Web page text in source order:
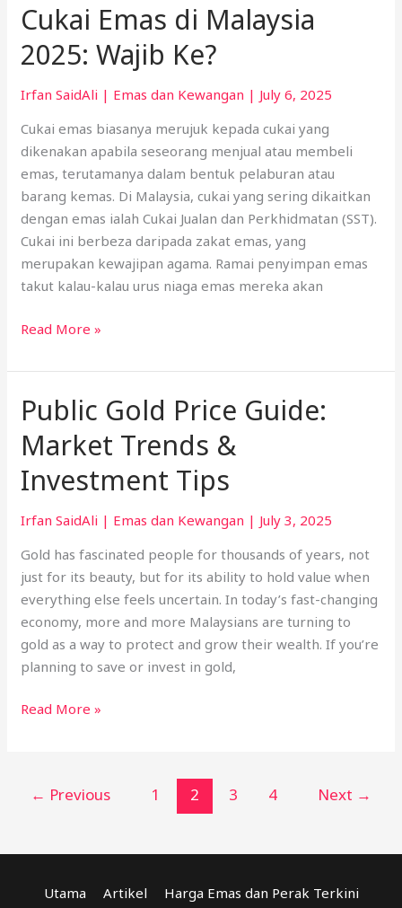
Cukai Emas di Malaysia
2025: Wajib Ke?
Irfan SaidAli | Emas dan Kewangan | July 6, 2025
Cukai emas biasanya merujuk kepada cukai yang
dikenakan apabila seseorang menjual atau membeli
emas, terutamanya dalam bentuk pelaburan atau
barang kemas. Di Malaysia, cukai yang sering dikaitkan
dengan emas ialah Cukai Jualan dan Perkhidmatan (SST).
Cukai ini berbeza daripada zakat emas, yang
merupakan kewajipan agama. Ramai penyimpan emas
takut kalau-kalau urus niaga emas mereka akan
Read More »
Public Gold Price Guide:
Market Trends &
Investment Tips
Irfan SaidAli | Emas dan Kewangan | July 3, 2025
Gold has fascinated people for thousands of years, not
just for its beauty, but for its ability to hold value when
everything else feels uncertain. In today’s fast-changing
economy, more and more Malaysians are turning to
gold as a way to protect and grow their wealth. If you’re
planning to save or invest in gold,
Public
Gold
Price
Guide:
Market
Trends
Investment
Tips
Read More »
← Previous 1 2 3 4 Next →
Utama Artikel Harga Emas dan Perak Terkini